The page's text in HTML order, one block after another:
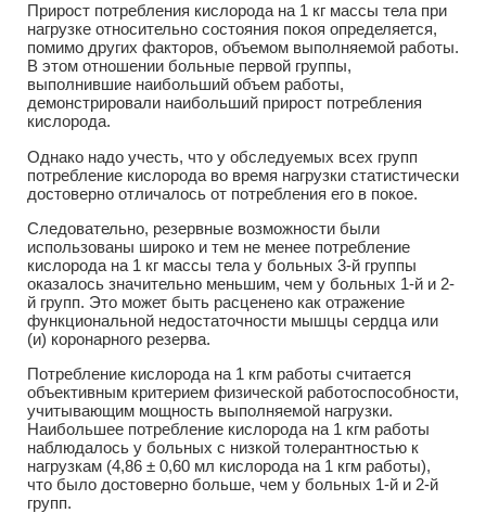
Прирост потребления кислорода на 1 кг массы тела при
нагрузке относительно состояния покоя определяется,
помимо других факторов, объемом выполняемой работы.
В этом отношении больные первой группы,
выполнившие наибольший объем работы,
демонстрировали наибольший прирост потребления
кислорода.
Однако надо учесть, что у обследуемых всех групп
потребление кислорода во время нагрузки статистически
достоверно отличалось от потребления его в покое.
Следовательно, резервные возможности были
использованы широко и тем не менее потребление
кислорода на 1 кг массы тела у больных 3-й группы
оказалось значительно меньшим, чем у больных 1-й и 2-
й групп. Это может быть расценено как отражение
функциональной недостаточности мышцы сердца или
(и) коронарного резерва.
Потребление кислорода на 1 кгм работы считается
объективным критерием физической работоспособности,
учитывающим мощность выполняемой нагрузки.
Наибольшее потребление кислорода на 1 кгм работы
наблюдалось у больных с низкой толерантностью к
нагрузкам (4,86 ± 0,60 мл кислорода на 1 кгм работы),
что было достоверно больше, чем у больных 1-й и 2-й
групп.